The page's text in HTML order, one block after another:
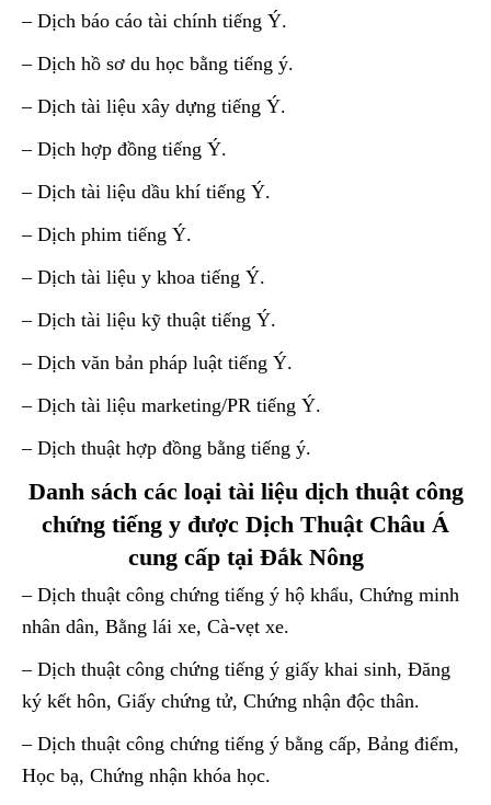
– Dịch báo cáo tài chính tiếng Ý.
– Dịch hồ sơ du học bằng tiếng ý.
– Dịch tài liệu xây dựng tiếng Ý.
– Dịch hợp đồng tiếng Ý.
– Dịch tài liệu dầu khí tiếng Ý.
– Dịch phim tiếng Ý.
– Dịch tài liệu y khoa tiếng Ý.
– Dịch tài liệu kỹ thuật tiếng Ý.
– Dịch văn bản pháp luật tiếng Ý.
– Dịch tài liệu marketing/PR tiếng Ý.
– Dịch thuật hợp đồng bằng tiếng ý.
Danh sách các loại tài liệu dịch thuật công
chứng tiếng y được Dịch Thuật Châu Á
cung cấp tại Đắk Nông
– Dịch thuật công chứng tiếng ý hộ khẩu, Chứng minh
nhân dân, Bằng lái xe, Cà-vẹt xe.
– Dịch thuật công chứng tiếng ý giấy khai sinh, Đăng
ký kết hôn, Giấy chứng tử, Chứng nhận độc thân.
– Dịch thuật công chứng tiếng ý bằng cấp, Bảng điểm,
Học bạ, Chứng nhận khóa học.